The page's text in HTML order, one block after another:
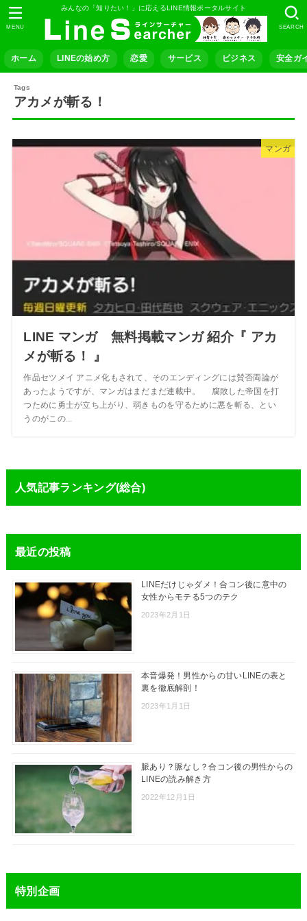
みんなの「知りたい！」に応えるLINE情報ポータルサイト
ホーム LINEの始め方 恋愛 サービス ビジネス 安全ガ
SEARCH
MENU
アカメが斬る！
マンガ
LINE マンガ 無料掲載マンガ 紹介『 アカ
メが斬る！ 』
作品セツメイ アニメ化もされて、そのエンディングには賛否両論が
あったようですが、マンガはまだまだ連載中。 腐敗した帝国を打
つために勇士が立ち上がり、弱きものを守るために悪を斬る、とい
うのがこの...
人気記事ランキング(総合)
最近の投稿
LINEだけじゃダメ！合コン後に意中の
女性からモテる5つのテク
2023年2月1日
本音爆発！男性からの甘いLINEの表と
裏を徹底解剖！
2023年1月1日
脈あり？脈なし？合コン後の男性からの
LINEの読み解き方
2022年12月1日
特別企画